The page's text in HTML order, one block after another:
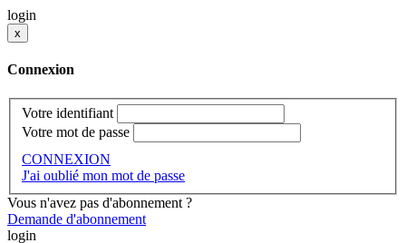
login
x
Connexion
Votre identifiant
Votre mot de passe
CONNEXION
J'ai oublié mon mot de passe
Vous n'avez pas d'abonnement ?
Demande d'abonnement
login